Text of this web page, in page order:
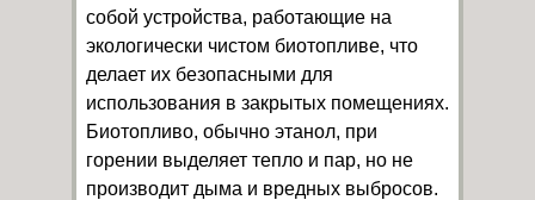
собой устройства, работающие на
экологически чистом биотопливе, что
делает их безопасными для
использования в закрытых помещениях.
Биотопливо, обычно этанол, при
горении выделяет тепло и пар, но не
производит дыма и вредных выбросов.